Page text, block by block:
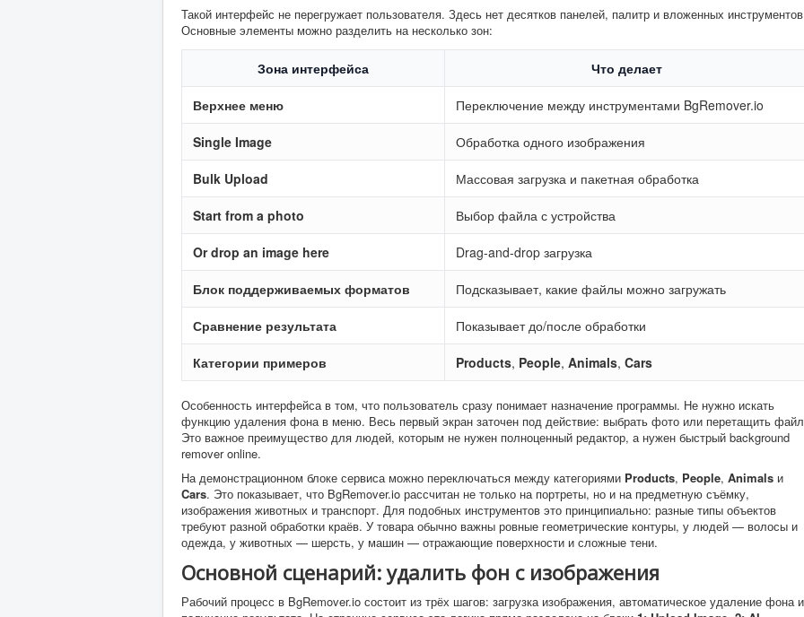
Такой интерфейс не перегружает пользователя. Здесь нет десятков панелей, палитр и вложенных
Основные элементы можно разделить на несколько зон:
Зона интерфейса Что делает
Верхнее меню Переключение между инструментами BgRemover.io
Single Image Обработка одного изображения
Bulk Upload Массовая загрузка и пакетная обработка
Start from a photo Выбор файла с устройства
Or drop an image here Drag-and-drop загрузка
Блок поддерживаемых форматов Подсказывает, какие файлы можно загружать
Сравнение результата Показывает до/после обработки
Категории примеров Products, People, Animals, Cars
Особенность интерфейса в том, что пользователь сразу понимает назначение программы. Не нужно искать
функцию удаления фона в меню. Весь первый экран заточен под действие: выбрать фото или перетащить
Это важное преимущество для людей, которым не нужен полноценный редактор, а нужен быстрый background
remover online.
На демонстрационном блоке сервиса можно переключаться между категориями Products, People, Animals и
Cars. Это показывает, что BgRemover.io рассчитан не только на портреты, но и на предметную съёмку,
изображения животных и транспорт. Для подобных инструментов это принципиально: разные типы объектов
требуют разной обработки краёв. У товара обычно важны ровные геометрические контуры, у людей — волосы и
одежда, у животных — шерсть, у машин — отражающие поверхности и сложные тени.
Основной сценарий: удалить фон с изображения
Рабочий процесс в BgRemover.io состоит из трёх шагов: загрузка изображения, автоматическое удаление фона и